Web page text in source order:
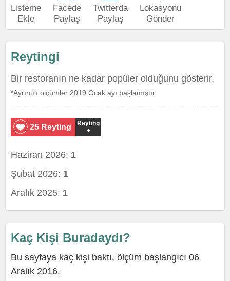
Listeme
Ekle
Facede
Paylaş
Twitterda
Paylaş
Lokasyonu
Gönder
Reytingi
Bir restoranın ne kadar popüler olduğunu gösterir.
*Ayrıntılı ölçümler 2019 Ocak ayı başlamıştır.
25 Reyting
Reyting
+
Haziran 2026: 1
Şubat 2026: 1
Aralık 2025: 1
Kaç Kişi Buradaydı?
Bu sayfaya kaç kişi baktı, ölçüm başlangıcı 06
Aralık 2016.